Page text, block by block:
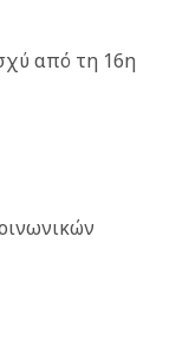
από τη 16η